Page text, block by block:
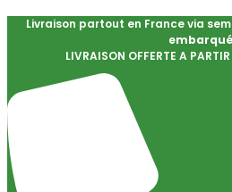
Livraison partout en France via
embarqué
LIVRAISON OFFERTE A